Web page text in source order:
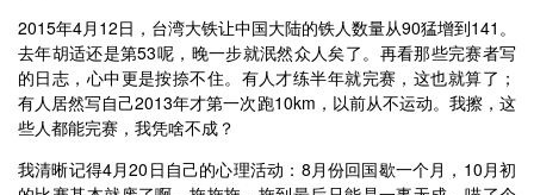
2015年4月12日，台湾大铁让中国大陆的铁人数量从90猛增到141。
去年胡适还是第53呢，晚一步就泯然众人矣了。再看那些完赛者写
的日志，心中更是按捺不住。有人才练半年就完赛，这也就算了；
有人居然写自己2013年才第一次跑10km，以前从不运动。我擦，这
些人都能完赛，我凭啥不成？
我清晰记得4月20日自己的心理活动：8月份回国歇一个月，10月初